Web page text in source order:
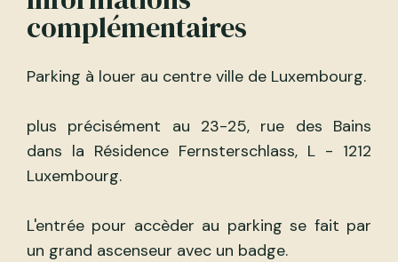
complémentaires
Parking à louer au centre ville de Luxembourg.
plus précisément au 23-25, rue des Bains
dans la Résidence Fernsterschlass, L - 1212
Luxembourg.
L'entrée pour accèder au parking se fait par
un grand ascenseur avec un badge.